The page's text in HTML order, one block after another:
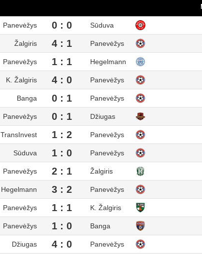
Panevėžys 0 : 0 Sūduva
Žalgiris 4 : 1 Panevėžys
Panevėžys 1 : 1 Hegelmann
K. Žalgiris 4 : 0 Panevėžys
Banga 0 : 1 Panevėžys
Panevėžys 0 : 1 Džiugas
TransInvest 1 : 2 Panevėžys
Sūduva 1 : 0 Panevėžys
Panevėžys 2 : 1 Žalgiris
Hegelmann 3 : 2 Panevėžys
Panevėžys 1 : 1 K. Žalgiris
Panevėžys 1 : 0 Banga
Džiugas 4 : 0 Panevėžys